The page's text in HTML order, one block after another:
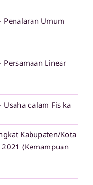
Penalaran Umum
Persamaan Linear
Usaha dalam Fisika
Kabupaten/Kota
(Kemampuan